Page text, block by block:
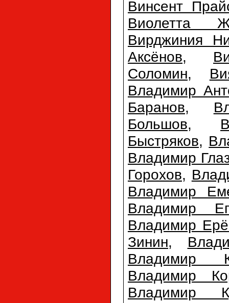
Винсент
Виолетта
Вирджиния
Аксёнов,
Соломин,
Владимир
Баранов,
Большов,
Быстряков,
Владимир
Горохов,
Владимир
Владимир
Владимир
Зинин,
Владимир
Владимир
Владимир